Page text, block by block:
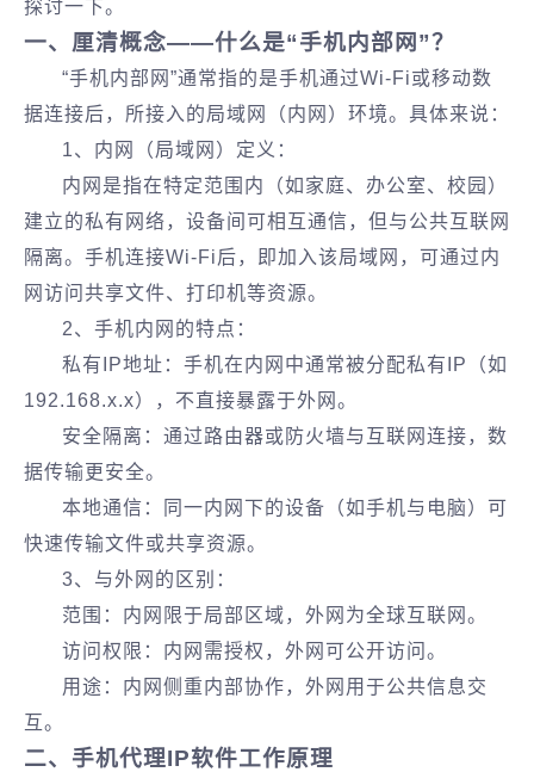
探讨一下。
一、厘清概念——什么是“手机内部网”？
“手机内部网”通常指的是手机通过Wi-Fi或移动数
据连接后，所接入的局域网（内网）环境。具体来说：
1、内网（局域网）定义‌：
内网是指在特定范围内（如家庭、办公室、校园）
建立的私有网络，设备间可相互通信，但与公共互联网
隔离‌。手机连接Wi-Fi后，即加入该局域网，可通过内
网访问共享文件、打印机等资源‌。
2、手机内网的特点‌：
私有IP地址‌：手机在内网中通常被分配私有IP（如
192.168.x.x），不直接暴露于外网。
安全隔离‌：通过路由器或防火墙与互联网连接，数
据传输更安全‌。
‌本地通信‌：同一内网下的设备（如手机与电脑）可
快速传输文件或共享资源‌。
3、与外网的区别‌：
范围‌：内网限于局部区域，外网为全球互联网‌。
访问权限‌：内网需授权，外网可公开访问‌。
用途‌：内网侧重内部协作，外网用于公共信息交
互。
二、手机代理IP软件工作原理